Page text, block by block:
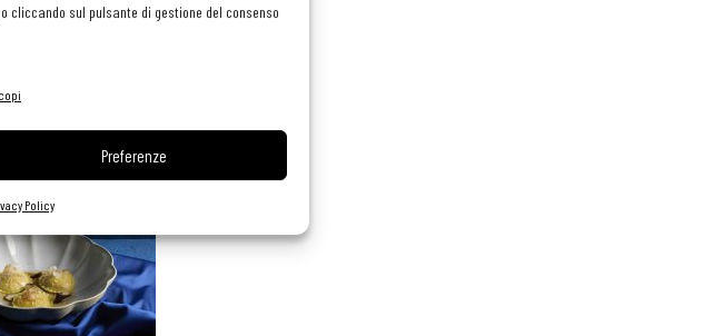
cliccando sul pulsante di gestione del consenso
Preferenze
Policy
che